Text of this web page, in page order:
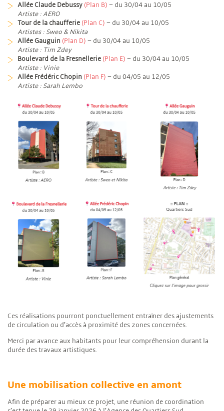
Allée Claude Debussy (Plan B) – du 30/04 au 10/05
Artiste : AERO
Tour de la chaufferie (Plan C) – du 30/04 au 10/05
Artistes : Sweo & Nikita
Allée Gauguin (Plan D) – du 30/04 au 10/05
Artiste : Tim Zdey
Boulevard de la Fresnellerie (Plan E) – du 30/04 au 10/05
Artiste : Vinie
Allée Frédéric Chopin (Plan F) – du 04/05 au 12/05
Artiste : Sarah Lembo
Ces réalisations pourront ponctuellement entraîner des ajustements
de circulation ou d’accès à proximité des zones concernées.
Merci par avance aux habitants pour leur compréhension durant la
durée des travaux artistiques.
Une mobilisation collective en amont
Afin de préparer au mieux ce projet, une réunion de coordination